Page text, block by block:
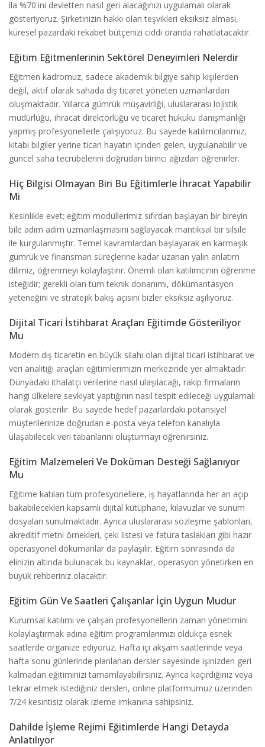
ila %70'ini devletten nasıl geri alacağınızı uygulamalı olarak
gösteriyoruz. Şirketinizin hakkı olan teşvikleri eksiksiz alması,
küresel pazardaki rekabet bütçenizi ciddi oranda rahatlatacaktır.
Eğitim Eğitmenlerinin Sektörel Deneyimleri Nelerdir
Eğitmen kadromuz, sadece akademik bilgiye sahip kişilerden
değil, aktif olarak sahada dış ticaret yöneten uzmanlardan
oluşmaktadır. Yıllarca gümrük müşavirliği, uluslararası lojistik
müdürlüğü, ihracat direktörlüğü ve ticaret hukuku danışmanlığı
yapmış profesyonellerle çalışıyoruz. Bu sayede katılımcılarımız,
kitabi bilgiler yerine ticari hayatın içinden gelen, uygulanabilir ve
güncel saha tecrübelerini doğrudan birinci ağızdan öğrenirler.
Hiç Bilgisi Olmayan Biri Bu Eğitimlerle İhracat Yapabilir
Mi
Kesinlikle evet; eğitim modüllerimiz sıfırdan başlayan bir bireyin
bile adım adım uzmanlaşmasını sağlayacak mantıksal bir silsile
ile kurgulanmıştır. Temel kavramlardan başlayarak en karmaşık
gümrük ve finansman süreçlerine kadar uzanan yalın anlatım
dilimiz, öğrenmeyi kolaylaştırır. Önemli olan katılımcının öğrenme
isteğidir; gerekli olan tüm teknik donanımı, dökümantasyon
yeteneğini ve stratejik bakış açısını bizler eksiksiz aşılıyoruz.
Dijital Ticari İstihbarat Araçları Eğitimde Gösteriliyor
Mu
Modern dış ticaretin en büyük silahı olan dijital ticari istihbarat ve
veri analitiği araçları eğitimlerimizin merkezinde yer almaktadır.
Dünyadaki ithalatçı verilerine nasıl ulaşılacağı, rakip firmaların
hangi ülkelere sevkiyat yaptığının nasıl tespit edileceği uygulamalı
olarak gösterilir. Bu sayede hedef pazarlardaki potansiyel
müşterilerinize doğrudan e-posta veya telefon kanalıyla
ulaşabilecek veri tabanlarını oluşturmayı öğrenirsiniz.
Eğitim Malzemeleri Ve Doküman Desteği Sağlanıyor
Mu
Eğitime katılan tüm profesyonellere, iş hayatlarında her an açıp
bakabilecekleri kapsamlı dijital kütüphane, kılavuzlar ve sunum
dosyaları sunulmaktadır. Ayrıca uluslararası sözleşme şablonları,
akreditif metni örnekleri, çeki listesi ve fatura taslakları gibi hazır
operasyonel dökümanlar da paylaşılır. Eğitim sonrasında da
elinizin altında bulunacak bu kaynaklar, operasyon yönetirken en
büyük rehberiniz olacaktır.
Eğitim Gün Ve Saatleri Çalışanlar İçin Uygun Mudur
Kurumsal katılımı ve çalışan profesyonellerin zaman yönetimini
kolaylaştırmak adına eğitim programlarımızı oldukça esnek
saatlerde organize ediyoruz. Hafta içi akşam saatlerinde veya
hafta sonu günlerinde planlanan dersler sayesinde işinizden geri
kalmadan eğitiminizi tamamlayabilirsiniz. Ayrıca kaçırdığınız veya
tekrar etmek istediğiniz dersleri, online platformumuz üzerinden
7/24 kesintisiz olarak izleme imkanına sahipsiniz.
Dahilde İşleme Rejimi Eğitimlerde Hangi Detayda
Anlatılıyor